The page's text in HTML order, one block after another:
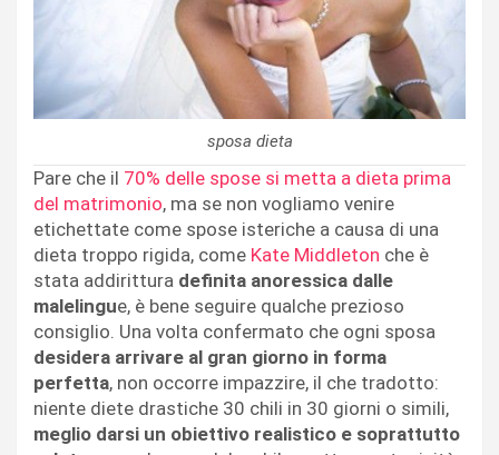
sposa dieta
Pare che il 70% delle spose si metta a dieta prima
del matrimonio, ma se non vogliamo venire
etichettate come spose isteriche a causa di una
dieta troppo rigida, come Kate Middleton che è
stata addirittura definita anoressica dalle
malelingue, è bene seguire qualche prezioso
consiglio. Una volta confermato che ogni sposa
desidera arrivare al gran giorno in forma
perfetta, non occorre impazzire, il che tradotto:
niente diete drastiche 30 chili in 30 giorni o simili,
meglio darsi un obiettivo realistico e soprattutto